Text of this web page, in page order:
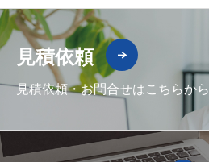
見積依頼
見積依頼・お問合せはこちらから